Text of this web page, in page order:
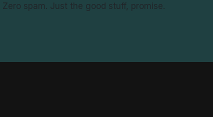
Zero spam. Just the good stuff, promise.